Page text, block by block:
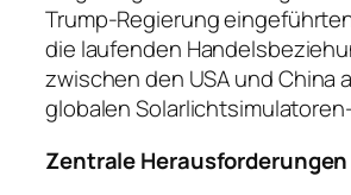
Trump-Regierung
die laufenden
zwischen den USA und China
globalen
Zentrale Herausforderungen